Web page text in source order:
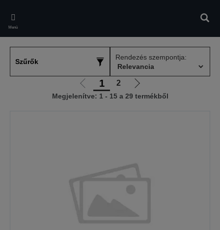
main
content
Menü
Szűrők
Rendezés szempontja:
Előző
oldalra
1 2
Következő
oldalra
Megjelenítve: 1 - 15 a 29 termékből